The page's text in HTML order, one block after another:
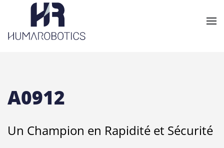
A0912
Un Champion en Rapidité et Sécurité